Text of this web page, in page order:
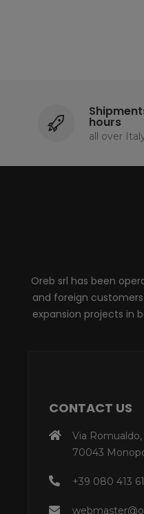
hours
all over
Oreb srl has been
and foreign
expansion projects in
CONTACT US
Via Romualdo,
70043
+39 080 413